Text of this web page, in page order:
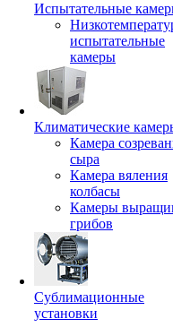
Испытательные
испытательные
камеры
Климатические
Камера
сыра
Камера вяления
колбасы
Камеры
грибов
Сублимационные
установки